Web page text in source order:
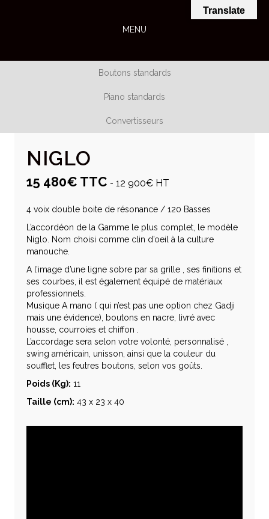
MENU
Boutons standards
Piano standards
Convertisseurs
NIGLO
15 480€ TTC - 12 900€ HT
4 voix double boite de résonance / 120 Basses
L’accordéon de la Gamme le plus complet, le modèle
Niglo. Nom choisi comme clin d’oeil à la culture
manouche.
A l’image d’une ligne sobre par sa grille , ses finitions et
ses courbes, il est également équipé de matériaux
professionnels.
Musique A mano ( qui n’est pas une option chez Gadji
mais une évidence), boutons en nacre, livré avec
housse, courroies et chiffon .
L’accordage sera selon votre volonté, personnalisé ,
swing américain, unisson, ainsi que la couleur du
soufflet, les feutres boutons, selon vos goûts.
Poids (Kg): 11
Taille (cm): 43 x 23 x 40
Translate